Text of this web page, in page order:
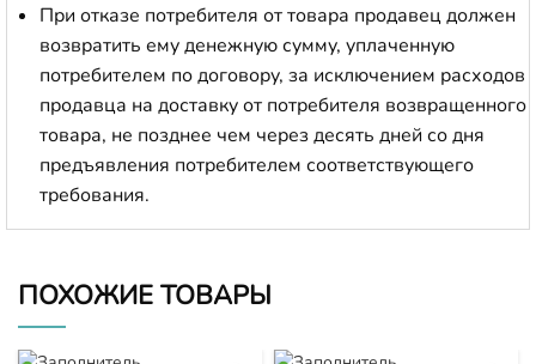
При отказе потребителя от товара продавец должен
возвратить ему денежную сумму, уплаченную
потребителем по договору, за исключением расходов
продавца на доставку от потребителя возвращенного
товара, не позднее чем через десять дней со дня
предъявления потребителем соответствующего
требования.
ПОХОЖИЕ ТОВАРЫ